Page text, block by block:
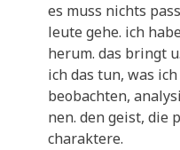
es muss nichts
leu­te gehe. ich
her­um. das bringt
ich das tun, was
beob­ach­ten,
nen. den geist, die
charaktere.